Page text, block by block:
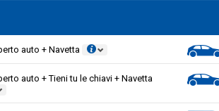
auto + Navetta
auto + Tieni tu le chiavi + Navetta